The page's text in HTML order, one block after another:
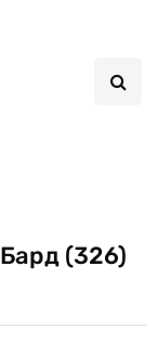
(326)